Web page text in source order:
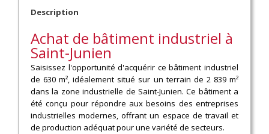
Description
Achat de bâtiment industriel à
Saint-Junien
Saisissez l'opportunité d'acquérir ce bâtiment industriel
de 630 m², idéalement situé sur un terrain de 2 839 m²
dans la zone industrielle de Saint-Junien. Ce bâtiment a
été conçu pour répondre aux besoins des entreprises
industrielles modernes, offrant un espace de travail et
de production adéquat pour une variété de secteurs.